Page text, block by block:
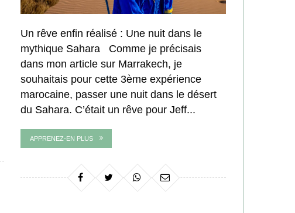
Un rêve enfin réalisé : Une nuit dans le
mythique Sahara Comme je précisais
dans mon article sur Marrakech, je
souhaitais pour cette 3ème expérience
marocaine, passer une nuit dans le désert
du Sahara. C’était un rêve pour Jeff...
APPRENEZ-EN PLUS